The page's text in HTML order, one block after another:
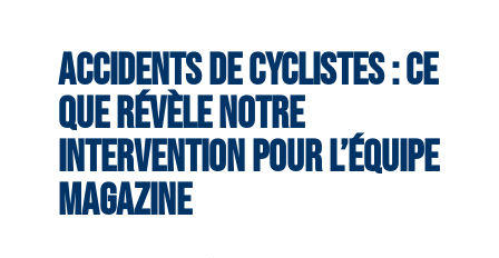
Accidents de cyclistes : ce
que révèle notre
intervention pour L’Équipe
Magazine